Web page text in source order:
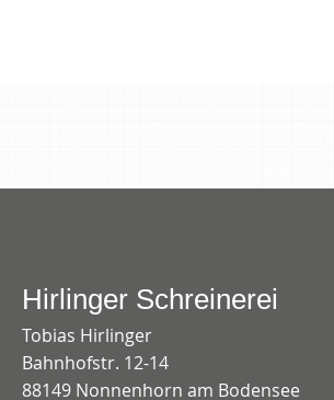
Hirlinger Schreinerei
Tobias Hirlinger
Bahnhofstr. 12-14
88149 Nonnenhorn am Bodensee